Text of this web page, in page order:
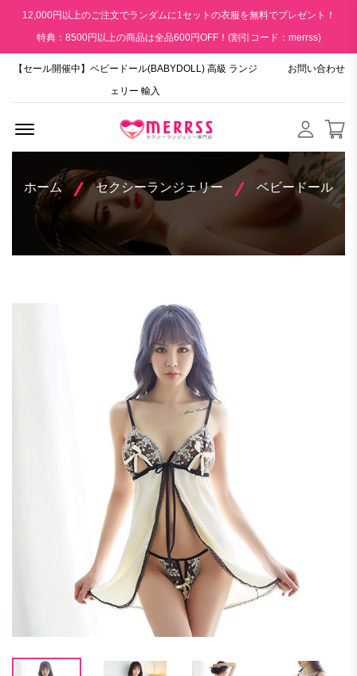
12,000円以上のご注文でランダムに1セットの衣服を無料でプレゼント！
特典：8500円以上の商品は全品600円OFF！(割引コード：merrss)
【セール開催中】ベビードール(BABYDOLL) 高級 ランジ
ェリー 輸入
お問い合わせ
ホーム セクシーランジェリー ベビードール